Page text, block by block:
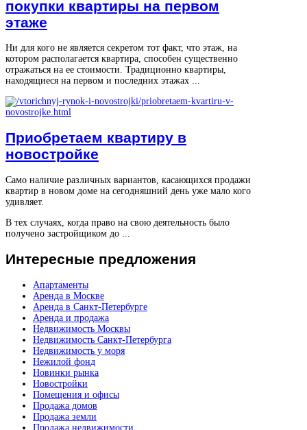
покупки квартиры на первом
этаже
Ни для кого не является секретом тот факт, что этаж, на
котором располагается квартира, способен существенно
отражаться на ее стоимости. Традиционно квартиры,
находящиеся на первом и последних этажах ...
Приобретаем квартиру в
новостройке
Само наличие различных вариантов, касающихся продажи
квартир в новом доме на сегодняшний день уже мало кого
удивляет.
В тех случаях, когда право на свою деятельность было
получено застройщиком до ...
Интересные предложения
Апартаменты
Аренда в Москве
Аренда в Санкт-Петербурге
Аренда и продажа
Недвижимость Москвы
Недвижимость Санкт-Петербурга
Недвижимость у моря
Нежилой фонд
Новинки рынка
Новостройки
Помещения и офисы
Продажа домов
Продажа земли
Продажа недвижимости